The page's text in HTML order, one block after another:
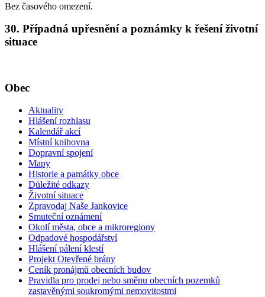
Bez časového omezení.
30. Případná upřesnění a poznámky k řešení životní
situace
Obec
Aktuality
Hlášení rozhlasu
Kalendář akcí
Místní knihovna
Dopravní spojení
Mapy
Historie a památky obce
Důležité odkazy
Životní situace
Zpravodaj Naše Jankovice
Smuteční oznámení
Okolí města, obce a mikroregiony
Odpadové hospodářství
Hlášení pálení klestí
Projekt Otevřené brány
Ceník pronájmů obecních budov
Pravidla pro prodej nebo směnu obecních pozemků
zastavěnými soukromými nemovitostmi